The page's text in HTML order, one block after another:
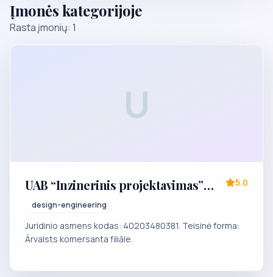
Įmonės kategorijoje
Rasta įmonių: 1
U
UAB “Inzinerinis projektavimas”
Latvijas filiāle
design-engineering
5.0
Juridinio asmens kodas: 40203480381. Teisinė forma:
Ārvalsts komersanta filiāle.